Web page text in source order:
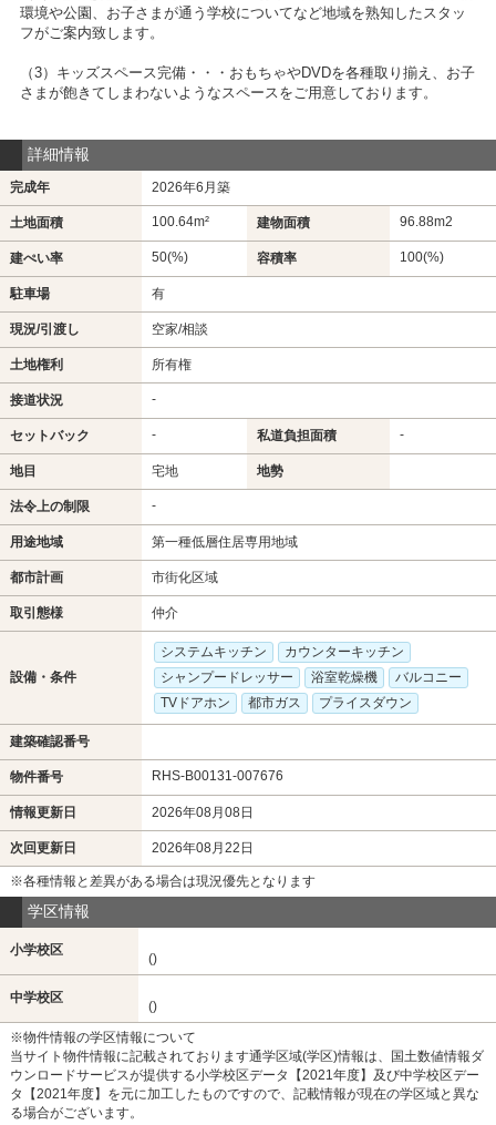
環境や公園、お子さまが通う学校についてなど地域を熟知したスタッ
フがご案内致します。
（3）キッズスペース完備・・・おもちゃやDVDを各種取り揃え、お子
さまが飽きてしまわないようなスペースをご用意しております。
詳細情報
完成年 2026年6月築
土地面積 100.64m² 建物面積 96.88m2
建ぺい率 50(%) 容積率 100(%)
駐車場 有
現況/引渡し 空家/相談
土地権利 所有権
接道状況 -
セットバック - 私道負担面積 -
地目 宅地 地勢
法令上の制限 -
用途地域 第一種低層住居専用地域
都市計画 市街化区域
取引態様 仲介
設備・条件
システムキッチン
カウンターキッチン
シャンプードレッサー
浴室乾燥機
バルコニー
TVドアホン
都市ガス プライスダウン
建築確認番号
物件番号 RHS-B00131-007676
情報更新日 2026年08月08日
次回更新日 2026年08月22日
※各種情報と差異がある場合は現況優先となります
学区情報
小学校区
()
中学校区
()
※物件情報の学区情報について
当サイト物件情報に記載されております通学区域(学区)情報は、国土数値情報ダ
ウンロードサービスが提供する小学校区データ【2021年度】及び中学校区デー
タ【2021年度】を元に加工したものですので、記載情報が現在の学区域と異な
る場合がございます。